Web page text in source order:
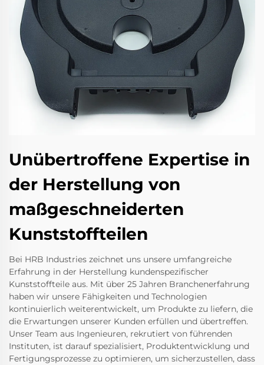
Unübertroffene Expertise in
der Herstellung von
maßgeschneiderten
Kunststoffteilen
Bei HRB Industries zeichnet uns unsere umfangreiche
Erfahrung in der Herstellung kundenspezifischer
Kunststoffteile aus. Mit über 25 Jahren Branchenerfahrung
haben wir unsere Fähigkeiten und Technologien
kontinuierlich weiterentwickelt, um Produkte zu liefern, die
die Erwartungen unserer Kunden erfüllen und übertreffen.
Unser Team aus Ingenieuren, rekrutiert von führenden
Instituten, ist darauf spezialisiert, Produktentwicklung und
Fertigungsprozesse zu optimieren, um sicherzustellen, dass